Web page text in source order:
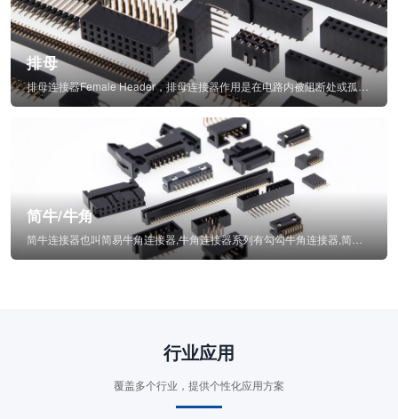
排母
排母连接器Female Header，排母连接器作用是在电路内被阻断处或孤立不通...
简牛/牛角
行业应用
覆盖多个行业，提供个性化应用方案